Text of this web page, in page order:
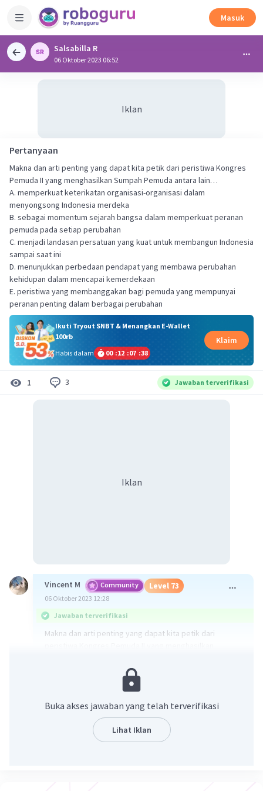
Masuk
Salsabilla R
06 Oktober 2023 06:52
Iklan
Pertanyaan
Makna dan arti penting yang dapat kita petik dari peristiwa Kongres
Pemuda II yang menghasilkan Sumpah Pemuda antara lain…
A. memperkuat keterikatan organisasi-organisasi dalam
menyongsong Indonesia merdeka
B. sebagai momentum sejarah bangsa dalam memperkuat peranan
pemuda pada setiap perubahan
C. menjadi landasan persatuan yang kuat untuk membangun Indonesia
sampai saat ini
D. menunjukkan perbedaan pendapat yang membawa perubahan
kehidupan dalam mencapai kemerdekaan
E. peristiwa yang membanggakan bagi pemuda yang mempunyai
peranan penting dalam berbagai perubahan
Ikuti Tryout SNBT & Menangkan E-Wallet
100rb
Habis dalam
00 :12 :07 :38
Klaim
1 3 Jawaban terverifikasi
Iklan
Vincent M Community Level 73
06 Oktober 2023 12:28
Jawaban terverifikasi
Makna dan arti penting yang dapat kita petik dari
C. Menjadi landasan persatuan yang kuat untuk
membangun Indonesia sampai saat ini.
Peristiwa Kongres Pemuda II dan Sumpah Pemuda
adalah momen penting dalam sejarah Indonesia karena
menekankan pentingnya persatuan dan kesatuan dalam
Buka akses jawaban yang telah terverifikasi
Lihat Iklan